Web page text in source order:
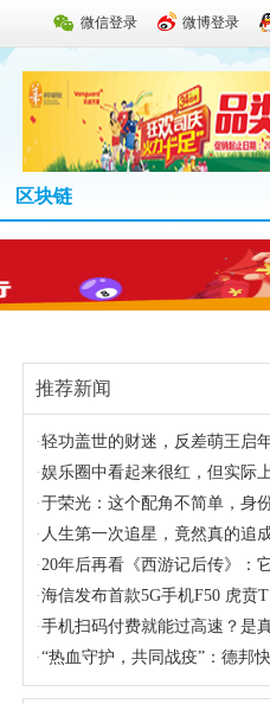
微信登录 微博登录
区块链
推荐新闻
·轻功盖世的财迷，反差萌王启
·娱乐圈中看起来很红，但实际
·于荣光：这个配角不简单，身
· 人生第一次追星，竟然真的追
·20年后再看《西游记后传》：
·海信发布首款5G手机F50 虎贲
·手机扫码付费就能过高速？是
·“热血守护，共同战疫”：德邦